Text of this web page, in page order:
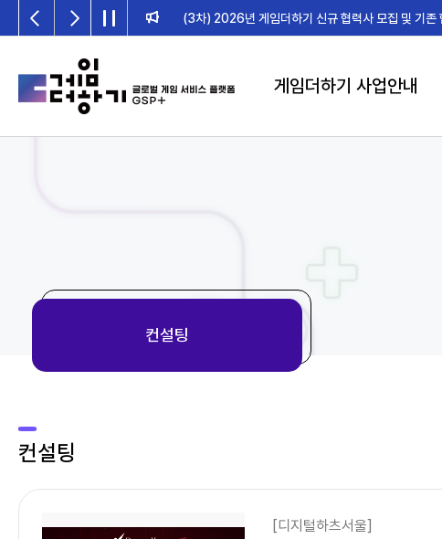
2026년 게임더하기 검수위원회 일정 안내
게임더하기 사업안내
컨설팅
컨설팅
[디지털하츠서울]